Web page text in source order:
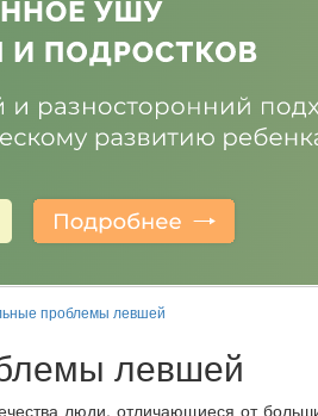
проблемы левшей
левшей
люди, отличающиеся от